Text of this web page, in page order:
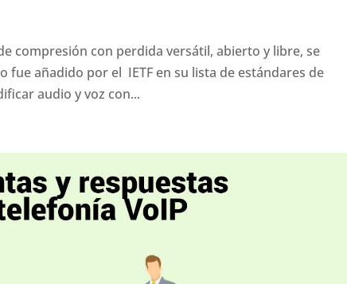
compresión con perdida versátil, abierto y libre, se
fue añadido por el IETF en su lista de estándares de
audio y voz con...